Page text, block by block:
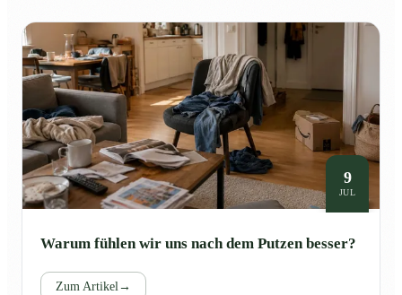
9
JUL
Warum fühlen wir uns nach dem Putzen besser?
Zum Artikel →